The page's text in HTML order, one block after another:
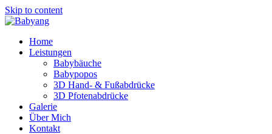
Skip to content
Home
Leistungen
Babybäuche
Babypopos
3D Hand- & Fußabdrücke
3D Pfotenabdrücke
Galerie
Über Mich
Kontakt